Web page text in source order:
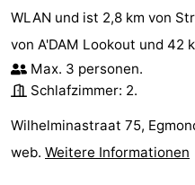
-
Parken
Reisebuchshop
Medizin
WLAN und ist 2,8 km von
von A'DAM Lookout und 42
Max. 3 personen.
Schlafzimmer: 2.
Wilhelminastraat 75,
web. Weitere Informationen